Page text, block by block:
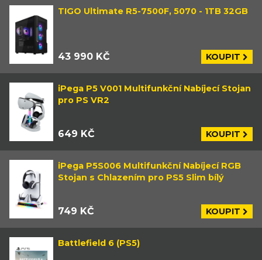
TIGO Ultimate R5-7500F, 5070 - 1TB 32GB
43 990 KČ KOUPIT
iPega P5 V001 Multifunkční Nabíjecí Stojan
pro PS VR2
649 KČ KOUPIT
iPega P5S006 Multifunkční Nabíjecí RGB
Stojan s Chlazením pro PS5 Slim bílý
749 KČ KOUPIT
Battlefield 6 (PS5)